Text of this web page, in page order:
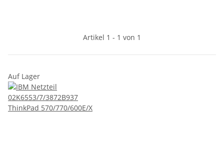
Artikel 1 - 1 von 1
Auf Lager